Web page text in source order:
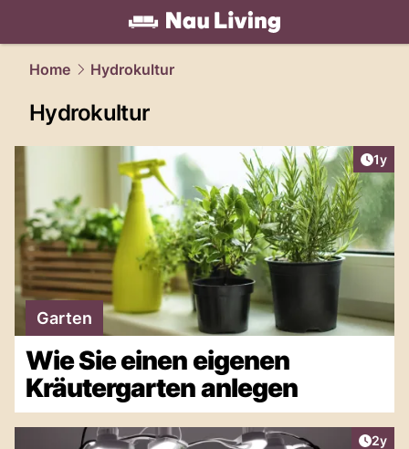
living.NAU.ch
Home Hydrokultur
Hydrokultur
1y
Garten
Wie Sie einen eigenen
Kräutergarten anlegen
2y